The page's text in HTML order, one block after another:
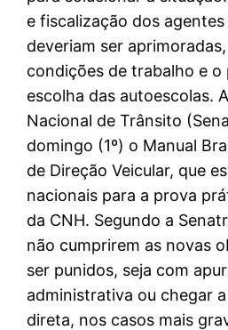
e fiscalização dos
deveriam ser
condições de trabalho e o
escolha das autoescolas.
Nacional de Trânsito
domingo (1º) o Manual
de Direção Veicular, que
nacionais para a prova
da CNH. Segundo a
não cumprirem as novas
ser punidos, seja com
administrativa ou chegar
direta, nos casos mais